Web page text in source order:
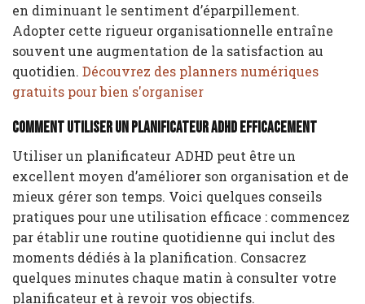
en diminuant le sentiment d’éparpillement.
Adopter cette rigueur organisationnelle entraîne
souvent une augmentation de la satisfaction au
quotidien. Découvrez des planners numériques
gratuits pour bien s'organiser
Comment utiliser un planificateur ADHD efficacement
Utiliser un planificateur ADHD peut être un
excellent moyen d’améliorer son organisation et de
mieux gérer son temps. Voici quelques conseils
pratiques pour une utilisation efficace : commencez
par établir une routine quotidienne qui inclut des
moments dédiés à la planification. Consacrez
quelques minutes chaque matin à consulter votre
planificateur et à revoir vos objectifs.